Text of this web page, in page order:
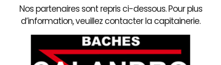
Nos partenaires sont repris ci-dessous. Pour plus
d’information, veuillez contacter la capitainerie.